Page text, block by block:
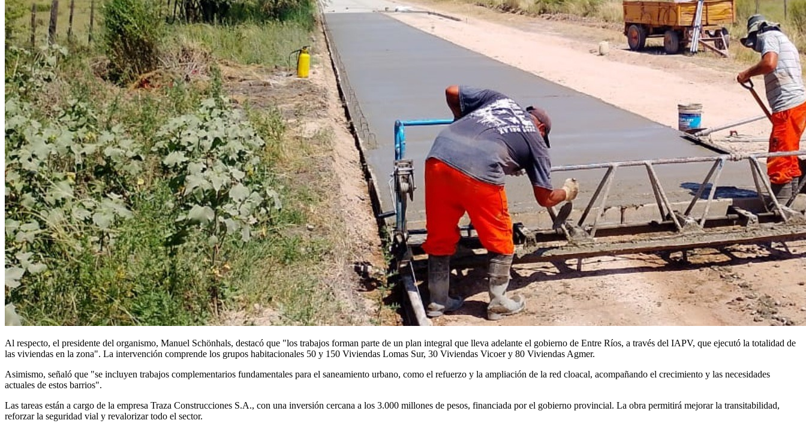
Al respecto, el presidente del organismo, Manuel Schönhals, destacó que "los trabajos forman parte de un plan integral que lleva adelante el gobierno de Entre Ríos, a través del IAPV, que ejecutó la totalidad de
las viviendas en la zona". La intervención comprende los grupos habitacionales 50 y 150 Viviendas Lomas Sur, 30 Viviendas Vicoer y 80 Viviendas Agmer.
Asimismo, señaló que "se incluyen trabajos complementarios fundamentales para el saneamiento urbano, como el refuerzo y la ampliación de la red cloacal, acompañando el crecimiento y las necesidades
actuales de estos barrios".
Las tareas están a cargo de la empresa Traza Construcciones S.A., con una inversión cercana a los 3.000 millones de pesos, financiada por el gobierno provincial. La obra permitirá mejorar la transitabilidad,
reforzar la seguridad vial y revalorizar todo el sector.